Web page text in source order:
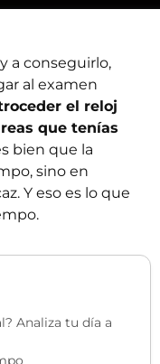
a conseguirlo,
al examen
el reloj
que tenías
bien que la
sino en
Y eso es lo que
Analiza tu día a